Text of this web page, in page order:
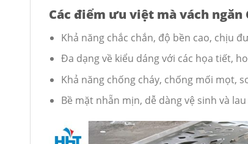
Các điểm ưu việt mà vách ngăn
Khả năng chắc chắn, độ bền cao, chịu
Đa dạng về kiểu dáng với các họa tiết,
Khả năng chống cháy, chống mối mọt,
Bề mặt nhẵn mịn, dễ dàng vệ sinh và